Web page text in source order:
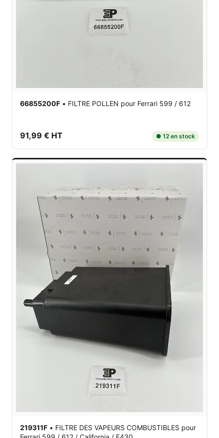
66855200F • FILTRE POLLEN pour Ferrari 599 / 612
91,99 € HT ● 12 en stock
219311F • FILTRE DES VAPEURS COMBUSTIBLES pour